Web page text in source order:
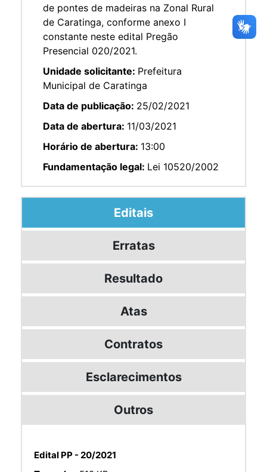
de pontes de madeiras na Zonal Rural
de Caratinga, conforme anexo I
constante neste edital Pregão
Presencial 020/2021.
Unidade solicitante: Prefeitura
Municipal de Caratinga
Data de publicação: 25/02/2021
Data de abertura: 11/03/2021
Horário de abertura: 13:00
Fundamentação legal: Lei 10520/2002
Editais
Erratas
Resultado
Atas
Contratos
Esclarecimentos
Outros
Edital PP - 20/2021